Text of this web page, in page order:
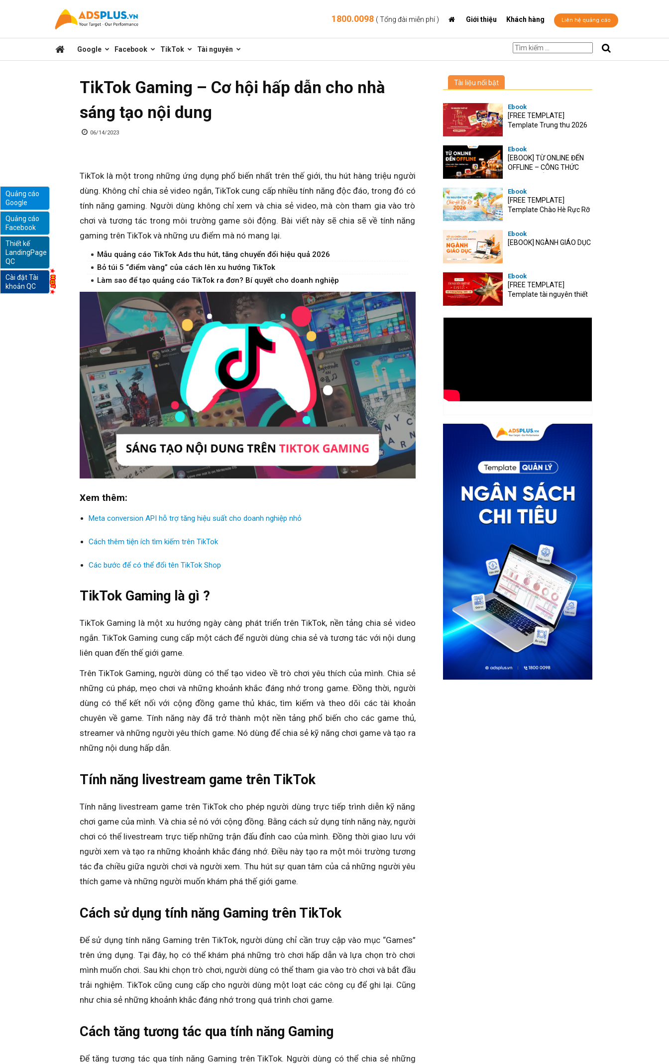
sẻ
marketing
1800.0098 ( Tổng đài miễn phí ) Giới thiệu Khách hàng Liên hệ quảng cáo
Google Facebook TikTok Tài nguyên
TikTok Gaming – Cơ hội hấp dẫn cho nhà
sáng tạo nội dung
06/14/2023
TikTok là một trong những ứng dụng phổ biến nhất trên thế giới, thu hút hàng triệu người
dùng. Không chỉ chia sẻ video ngắn, TikTok cung cấp nhiều tính năng độc đáo, trong đó có
tính năng gaming. Người dùng không chỉ xem và chia sẻ video, mà còn tham gia vào trò
chơi và tương tác trong môi trường game sôi động. Bài viết này sẽ chia sẽ về tính năng
gaming trên TikTok và những ưu điểm mà nó mang lại.
Mẫu quảng cáo TikTok Ads thu hút, tăng chuyển đổi hiệu quả 2026
Bỏ túi 5 “điểm vàng” của cách lên xu hướng TikTok
Làm sao để tạo quảng cáo TikTok ra đơn? Bí quyết cho doanh nghiệp
Xem thêm:
Meta conversion API hỗ trợ tăng hiệu suất cho doanh nghiệp nhỏ
Cách thêm tiện ích tìm kiếm trên TikTok
Các bước để có thể đổi tên TikTok Shop
TikTok Gaming là gì ?
TikTok Gaming là một xu hướng ngày càng phát triển trên TikTok, nền tảng chia sẻ video
ngắn. TikTok Gaming cung cấp một cách để người dùng chia sẻ và tương tác với nội dung
liên quan đến thế giới game.
Trên TikTok Gaming, người dùng có thể tạo video về trò chơi yêu thích của mình. Chia sẻ
những cú pháp, mẹo chơi và những khoảnh khắc đáng nhớ trong game. Đồng thời, người
dùng có thể kết nối với cộng đồng game thủ khác, tìm kiếm và theo dõi các tài khoản
chuyên về game. Tính năng này đã trở thành một nền tảng phổ biến cho các game thủ,
streamer và những người yêu thích game. Nó dùng để chia sẻ kỹ năng chơi game và tạo ra
những nội dung hấp dẫn.
Tính năng livestream game trên TikTok
Tính năng livestream game trên TikTok cho phép người dùng trực tiếp trình diễn kỹ năng
chơi game của mình. Và chia sẻ nó với cộng đồng. Bằng cách sử dụng tính năng này, người
chơi có thể livestream trực tiếp những trận đấu đỉnh cao của mình. Đồng thời giao lưu với
người xem và tạo ra những khoảnh khắc đáng nhớ. Điều này tạo ra một môi trường tương
tác đa chiều giữa người chơi và người xem. Thu hút sự quan tâm của cả những người yêu
thích game và những người muốn khám phá thế giới game.
Cách sử dụng tính năng Gaming trên TikTok
Để sử dụng tính năng Gaming trên TikTok, người dùng chỉ cần truy cập vào mục “Games”
trên ứng dụng. Tại đây, họ có thể khám phá những trò chơi hấp dẫn và lựa chọn trò chơi
mình muốn chơi. Sau khi chọn trò chơi, người dùng có thể tham gia vào trò chơi và bắt đầu
trải nghiệm. TikTok cũng cung cấp cho người dùng một loạt các công cụ để ghi lại. Cũng
như chia sẻ những khoảnh khắc đáng nhớ trong quá trình chơi game.
Cách tăng tương tác qua tính năng Gaming
Để tăng tương tác qua tính năng Gaming trên TikTok. Người dùng có thể chia sẻ những
Quảng cáo
Google
Quảng cáo
Facebook
Thiết kế
LandingPage
QC
Cài đặt Tài
khoản QC
Tài liệu nổi bật
Ebook
[FREE TEMPLATE]
Template Trung thu 2026
Ebook
[EBOOK] TỪ ONLINE ĐẾN
OFFLINE – CÔNG THỨC
Ebook
[FREE TEMPLATE]
Template Chào Hè Rực Rỡ
Ebook
[EBOOK] NGÀNH GIÁO DỤC
Ebook
[FREE TEMPLATE]
Template tài nguyên thiết